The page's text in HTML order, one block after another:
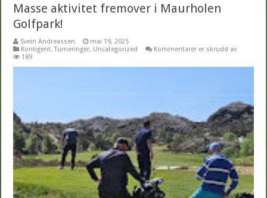
Masse aktivitet fremover i Maurholen
Golfpark!
Svein Andreassen
mai 19, 2025
Kontigent,Turneringer, Uncategorized Kommentarer er skrudd avfor
Golfpark!
189